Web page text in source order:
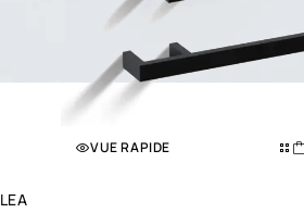
VUE RAPIDE
LEA